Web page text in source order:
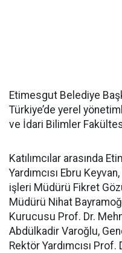
Etimesgut Belediye
Türkiye’de yerel
ve İdari Bilimler
Katılımcılar arasında
Yardımcısı Ebru
işleri Müdürü Fikret
Müdürü Nihat
Kurucusu Prof. Dr.
Abdülkadir Varoğlu,
Rektör Yardımcısı Prof.